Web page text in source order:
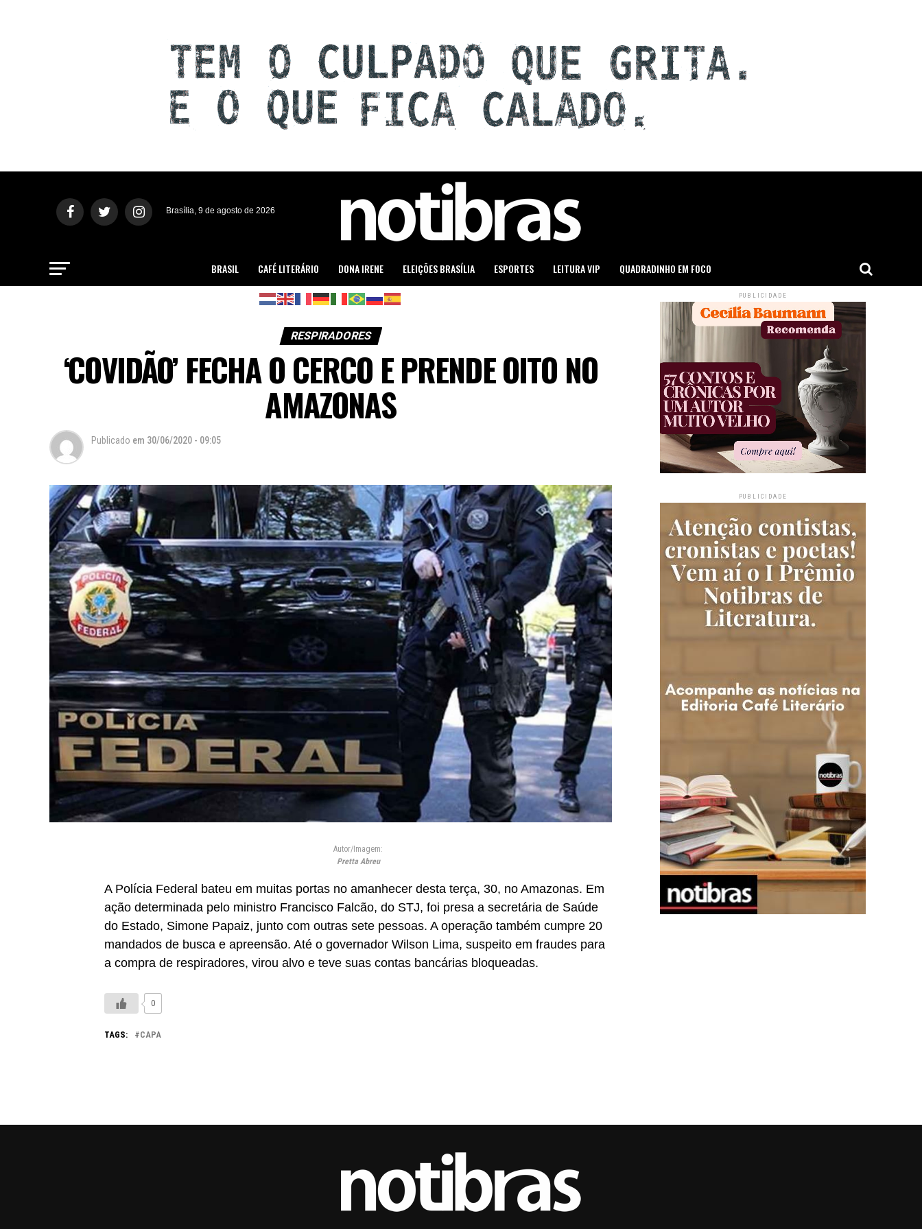
Brasília, 9 de agosto de 2026
BRASIL CAFÉ LITERÁRIO DONA IRENE ELEIÇÕES BRASÍLIA ESPORTES LEITURA VIP QUADRADINHO EM FOCO
RESPIRADORES
‘COVIDÃO’ FECHA O CERCO E PRENDE OITO NO
AMAZONAS
Publicado em 30/06/2020 - 09:05
Autor/Imagem:
Pretta Abreu
A Polícia Federal bateu em muitas portas no amanhecer desta terça, 30, no Amazonas. Em
ação determinada pelo ministro Francisco Falcão, do STJ, foi presa a secretária de Saúde
do Estado, Simone Papaiz, junto com outras sete pessoas. A operação também cumpre 20
mandados de busca e apreensão. Até o governador Wilson Lima, suspeito em fraudes para
a compra de respiradores, virou alvo e teve suas contas bancárias bloqueadas.
0
TAGS: CAPA
PUBLICIDADE
PUBLICIDADE